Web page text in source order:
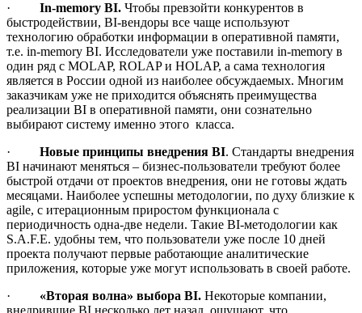
· In-memory BI. Чтобы превзойти конкурентов в
быстродействии, BI-вендоры все чаще используют
технологию обработки информации в оперативной памяти,
т.е. in-memory BI. Исследователи уже поставили in-memory в
один ряд с MOLAP, ROLAP и HOLAP, а сама технология
является в России одной из наиболее обсуждаемых. Многим
заказчикам уже не приходится объяснять преимущества
реализации BI в оперативной памяти, они сознательно
выбирают систему именно этого класса.
· Новые принципы внедрения BI. Стандарты внедрения
BI начинают меняться – бизнес-пользователи требуют более
быстрой отдачи от проектов внедрения, они не готовы ждать
месяцами. Наиболее успешны методологии, по духу близкие к
agile, с итерационным приростом функционала с
периодичность одна-две недели. Такие BI-методологии как
S.A.F.E. удобны тем, что пользователи уже после 10 дней
проекта получают первые работающие аналитические
приложения, которые уже могут использовать в своей работе.
· «Вторая волна» выбора BI. Некоторые компании,